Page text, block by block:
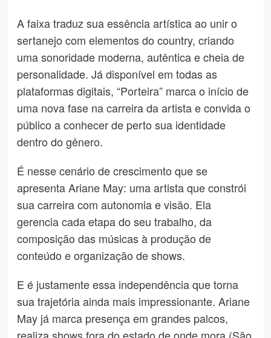
A faixa traduz sua essência artística ao unir o
sertanejo com elementos do country, criando
uma sonoridade moderna, autêntica e cheia de
personalidade. Já disponível em todas as
plataformas digitais, “Porteira” marca o início de
uma nova fase na carreira da artista e convida o
público a conhecer de perto sua identidade
dentro do gênero.
É nesse cenário de crescimento que se
apresenta Ariane May: uma artista que constrói
sua carreira com autonomia e visão. Ela
gerencia cada etapa do seu trabalho, da
composição das músicas à produção de
conteúdo e organização de shows.
E é justamente essa independência que torna
sua trajetória ainda mais impressionante. Ariane
May já marca presença em grandes palcos,
realiza shows fora do estado de onde mora (São